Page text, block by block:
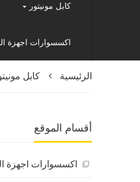
كابل مونيتور
اكسسوارات اجهزة
الرئيسية كابل
أقسام الموقع
اكسسوارات اجهزة